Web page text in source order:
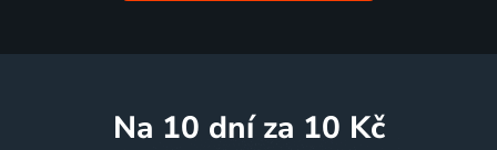
na 10 dní za 10 Kč